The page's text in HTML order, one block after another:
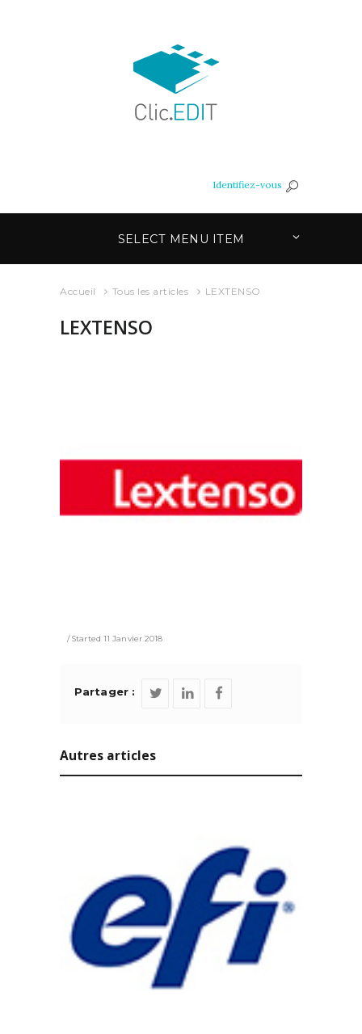
Identifiez-vous
SELECT MENU ITEM
Accueil Tous les articles LEXTENSO
LEXTENSO
Started 11 Janvier 2018
Partager :
Autres articles